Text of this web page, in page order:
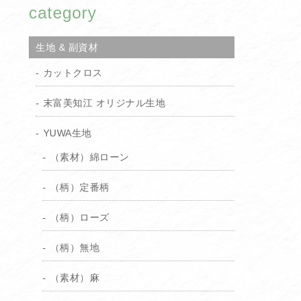
category
生地 & 副資材
カットクロス
末富美知江 オリジナル生地
YUWA生地
（素材）綿ローン
（柄）定番柄
（柄）ローズ
（柄）無地
（素材）麻